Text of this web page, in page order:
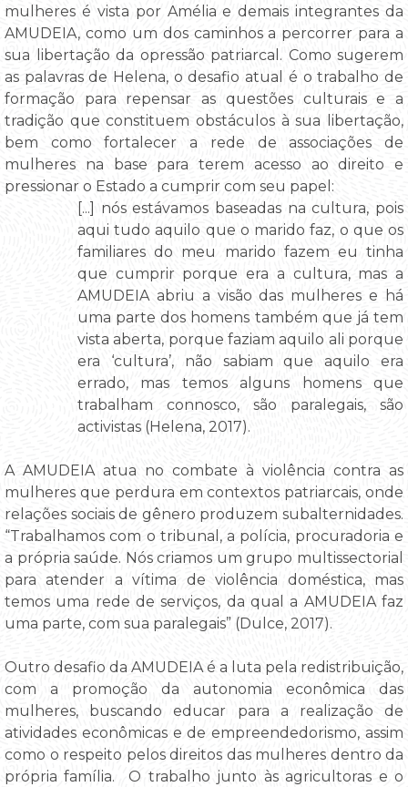
mulheres é vista por Amélia e demais integrantes da
AMUDEIA, como um dos caminhos a percorrer para a
sua libertação da opressão patriarcal. Como sugerem
as palavras de Helena, o desafio atual é o trabalho de
formação para repensar as questões culturais e a
tradição que constituem obstáculos à sua libertação,
bem como fortalecer a rede de associações de
mulheres na base para terem acesso ao direito e
pressionar o Estado a cumprir com seu papel:
[...] nós estávamos baseadas na cultura, pois
aqui tudo aquilo que o marido faz, o que os
familiares do meu marido fazem eu tinha
que cumprir porque era a cultura, mas a
AMUDEIA abriu a visão das mulheres e há
uma parte dos homens também que já tem
vista aberta, porque faziam aquilo ali porque
era ‘cultura’, não sabiam que aquilo era
errado, mas temos alguns homens que
trabalham connosco, são paralegais, são
activistas (Helena, 2017).
A AMUDEIA atua no combate à violência contra as
mulheres que perdura em contextos patriarcais, onde
relações sociais de gênero produzem subalternidades.
“Trabalhamos com o tribunal, a polícia, procuradoria e
a própria saúde. Nós criamos um grupo multissectorial
para atender a vítima de violência doméstica, mas
temos uma rede de serviços, da qual a AMUDEIA faz
uma parte, com sua paralegais” (Dulce, 2017).
Outro desafio da AMUDEIA é a luta pela redistribuição,
com a promoção da autonomia econômica das
mulheres, buscando educar para a realização de
atividades econômicas e de empreendedorismo, assim
como o respeito pelos direitos das mulheres dentro da
própria família. O trabalho junto às agricultoras e o